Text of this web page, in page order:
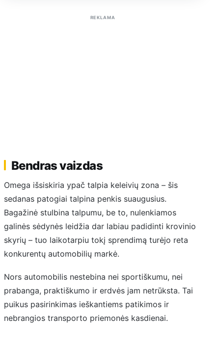
REKLAMA
Bendras vaizdas
Omega išsiskiria ypač talpia keleivių zona – šis
sedanas patogiai talpina penkis suaugusius.
Bagažinė stulbina talpumu, be to, nulenkiamos
galinės sėdynės leidžia dar labiau padidinti krovinio
skyrių – tuo laikotarpiu tokį sprendimą turėjo reta
konkurentų automobilių markė.
Nors automobilis nestebina nei sportiškumu, nei
prabanga, praktiškumo ir erdvės jam netrūksta. Tai
puikus pasirinkimas ieškantiems patikimos ir
nebrangios transporto priemonės kasdienai.